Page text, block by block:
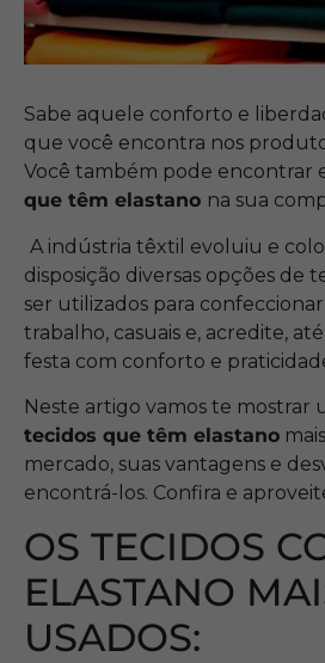
Sabe aquele conforto e
que você encontra nos
Você também pode encontrar
que têm elastano na sua
A indústria têxtil evoluiu e
disposição diversas opções de
ser utilizados para
trabalho, casuais e, acredite,
festa com conforto e
Neste artigo vamos te mostrar
tecidos que têm elastano
mercado, suas vantagens e
encontrá-los. Confira e
OS TECIDOS
ELASTANO
USADOS: